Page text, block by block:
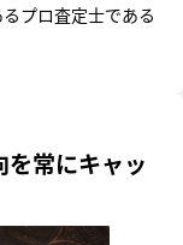
プロ査定士である
常にキャッ